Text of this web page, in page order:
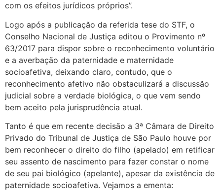
com os efeitos jurídicos próprios”.
Logo após a publicação da referida tese do STF, o
Conselho Nacional de Justiça editou o Provimento nº
63/2017 para dispor sobre o reconhecimento voluntário
e a averbação da paternidade e maternidade
socioafetiva, deixando claro, contudo, que o
reconhecimento afetivo não obstaculizará a discussão
judicial sobre a verdade biológica, o que vem sendo
bem aceito pela jurisprudência atual.
Tanto é que em recente decisão a 3ª Câmara de Direito
Privado do Tribunal de Justiça de São Paulo houve por
bem reconhecer o direito do filho (apelado) em retificar
seu assento de nascimento para fazer constar o nome
de seu pai biológico (apelante), apesar da existência de
paternidade socioafetiva. Vejamos a ementa: